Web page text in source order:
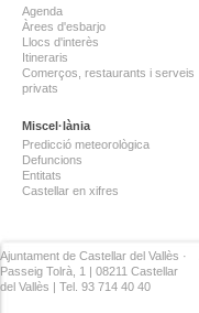
Agenda
Àrees d'esbarjo
Llocs d'interès
Itineraris
Comerços, restaurants i serveis
privats
Miscel·lània
Predicció meteorològica
Defuncions
Entitats
Castellar en xifres
Ajuntament de Castellar del Vallès ·
Passeig Tolrà, 1 | 08211 Castellar
del Vallès | Tel. 93 714 40 40